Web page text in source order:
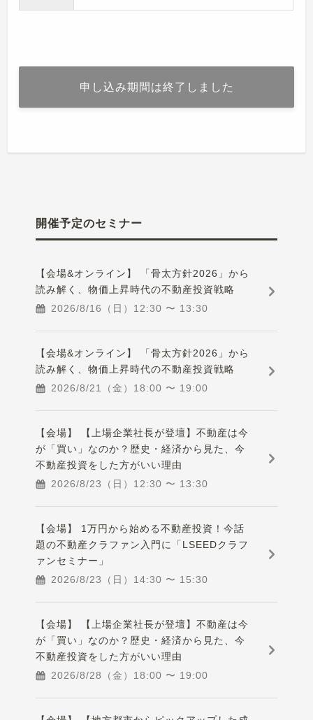
申し込み期間は終了しました
開催予定のセミナー
【会場&オンライン】 「骨太方針2026」から
読み解く、物価上昇時代の不動産投資戦略
2026/8/16（日） 12:30 〜 13:30
【会場&オンライン】 「骨太方針2026」から
読み解く、物価上昇時代の不動産投資戦略
2026/8/21（金） 18:00 〜 19:00
【会場】 【上場企業社長が登壇】不動産は今
が「買い」なのか？歴史・経済から見た、今
不動産投資をした方がいい理由
2026/8/23（日） 12:30 〜 13:30
【会場】 1万円から始める不動産投資！今話
題の不動産クラファン入門に「LSEEDクラフ
ァンセミナー」
2026/8/23（日） 14:30 〜 15:30
【会場】 【上場企業社長が登壇】不動産は今
が「買い」なのか？歴史・経済から見た、今
不動産投資をした方がいい理由
2026/8/28（金） 18:00 〜 19:00